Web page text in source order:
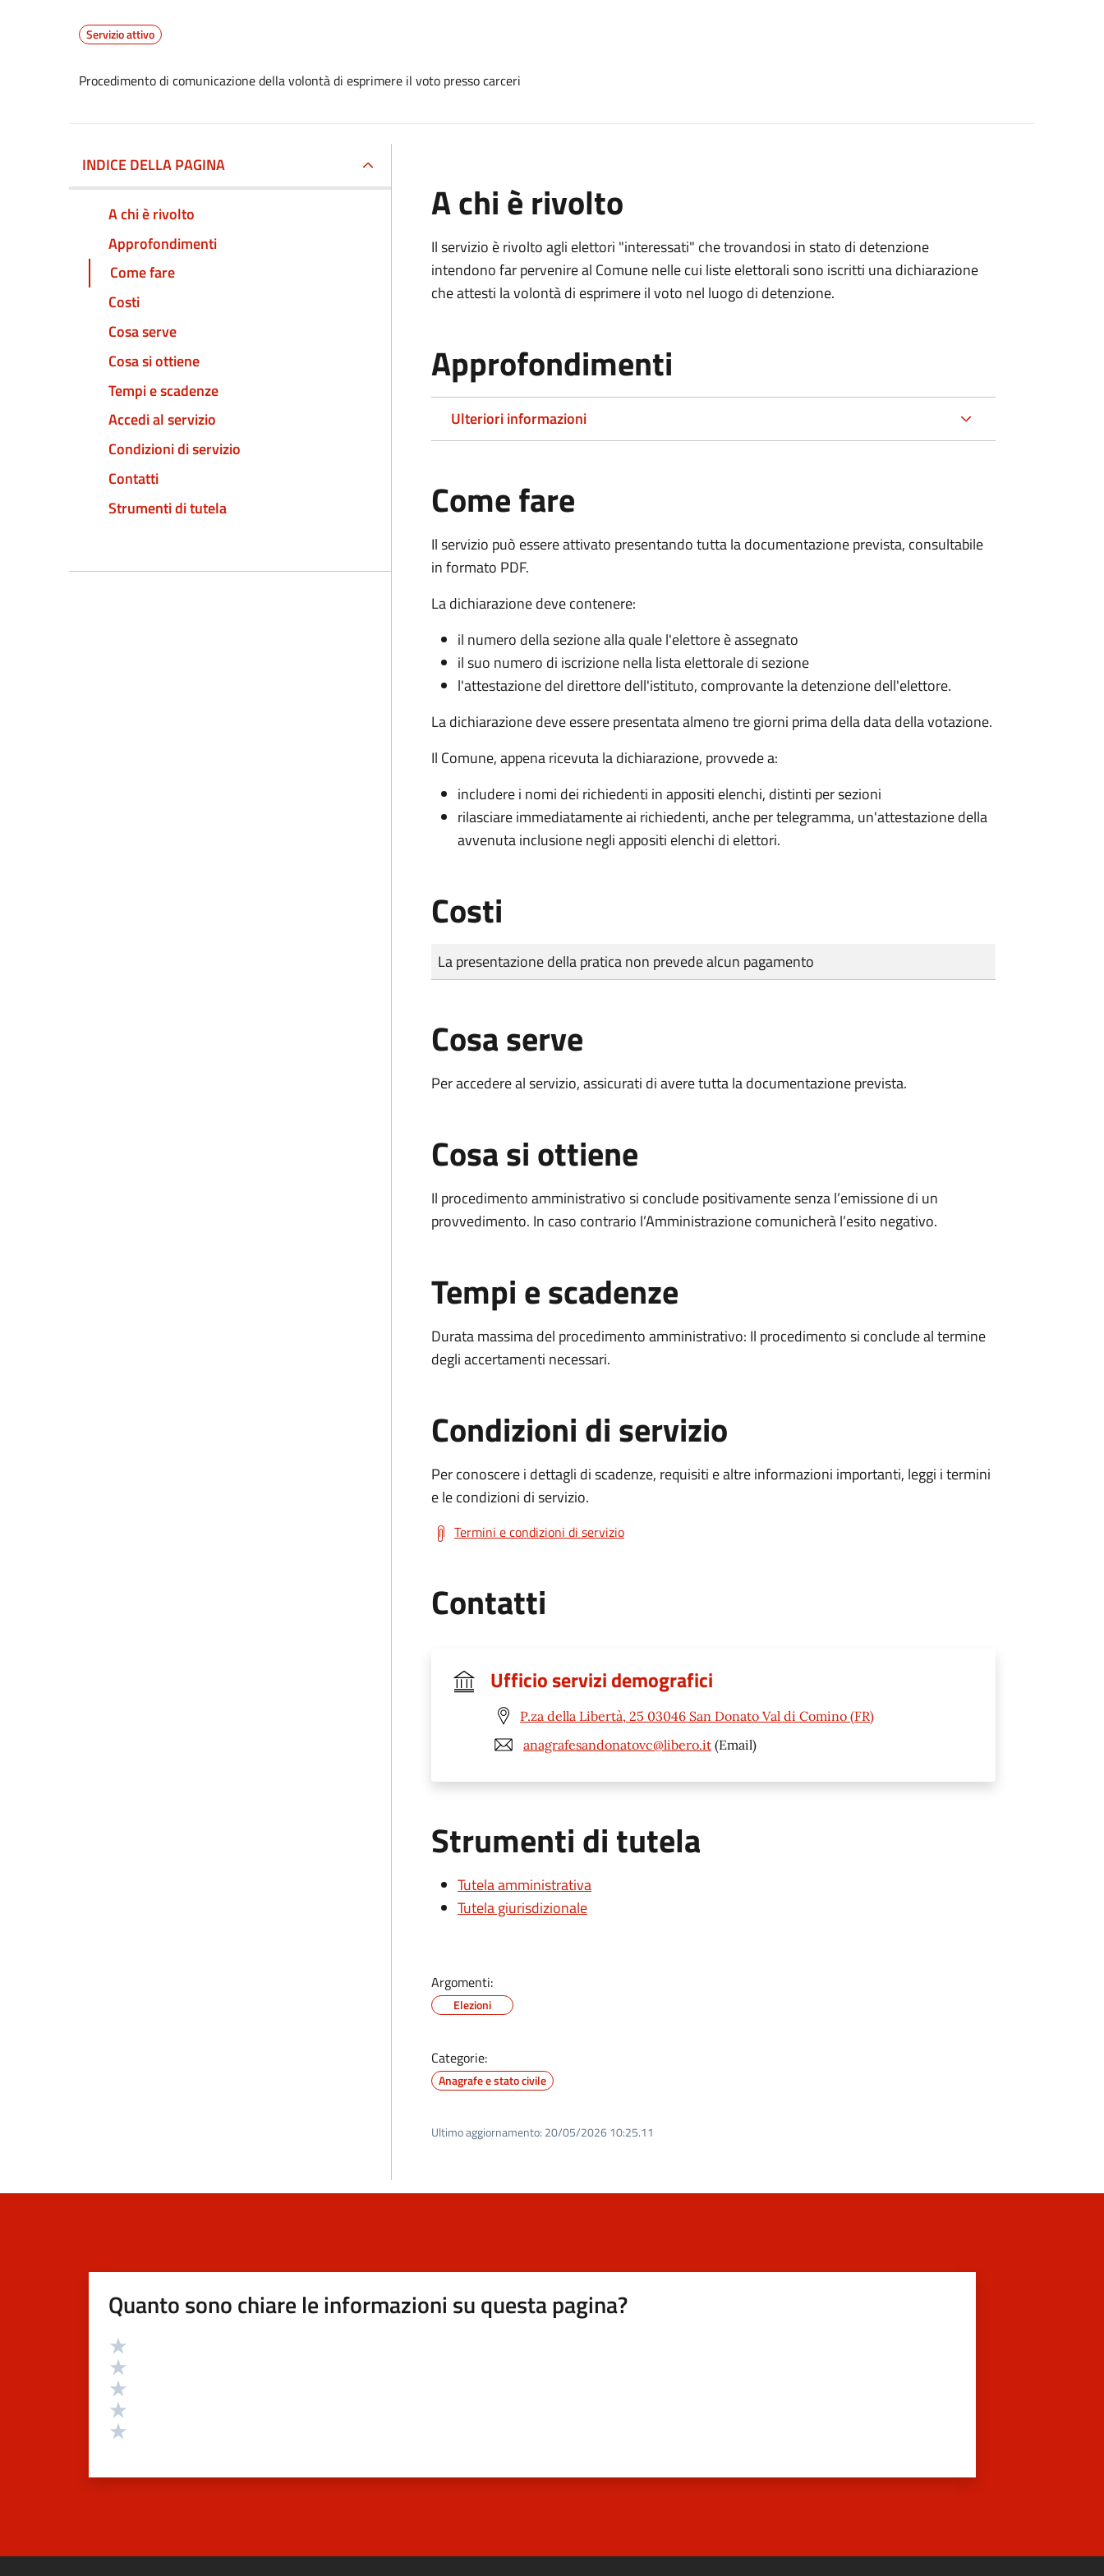
Servizio attivo
Procedimento di comunicazione della volontà di esprimere il voto presso carceri
INDICE DELLA PAGINA
A chi è rivolto
Approfondimenti
Come fare
Costi
Cosa serve
Cosa si ottiene
Tempi e scadenze
Accedi al servizio
Condizioni di servizio
Contatti
Strumenti di tutela
A chi è rivolto
Il servizio è rivolto agli elettori "interessati" che trovandosi in stato di detenzione
intendono far pervenire al Comune nelle cui liste elettorali sono iscritti una dichiarazione
che attesti la volontà di esprimere il voto nel luogo di detenzione.
Approfondimenti
Ulteriori informazioni
Come fare
Il servizio può essere attivato presentando tutta la documentazione prevista, consultabile
in formato PDF.
La dichiarazione deve contenere:
il numero della sezione alla quale l'elettore è assegnato
il suo numero di iscrizione nella lista elettorale di sezione
l'attestazione del direttore dell'istituto, comprovante la detenzione dell'elettore.
La dichiarazione deve essere presentata almeno tre giorni prima della data della votazione.
Il Comune, appena ricevuta la dichiarazione, provvede a:
includere i nomi dei richiedenti in appositi elenchi, distinti per sezioni
rilasciare immediatamente ai richiedenti, anche per telegramma, un'attestazione della
avvenuta inclusione negli appositi elenchi di elettori.
Costi
Tipo di pagamento
Importo
La presentazione della pratica non prevede alcun pagamento
Cosa serve
Per accedere al servizio, assicurati di avere tutta la documentazione prevista.
Cosa si ottiene
Il procedimento amministrativo si conclude positivamente senza l’emissione di un
provvedimento. In caso contrario l’Amministrazione comunicherà l’esito negativo.
Tempi e scadenze
Durata massima del procedimento amministrativo: Il procedimento si conclude al termine
degli accertamenti necessari.
Condizioni di servizio
Per conoscere i dettagli di scadenze, requisiti e altre informazioni importanti, leggi i termini
e le condizioni di servizio.
Termini e condizioni di servizio
Contatti
Ufficio servizi demografici
P.za della Libertà, 25 03046 San Donato Val di Comino (FR)
anagrafesandonatovc@libero.it (Email)
Strumenti di tutela
Tutela amministrativa
Tutela giurisdizionale
Argomenti:
Elezioni
Categorie:
Anagrafe e stato civile
Ultimo aggiornamento: 20/05/2026 10:25.11
Quanto sono chiare le informazioni su questa pagina?
Valutazione